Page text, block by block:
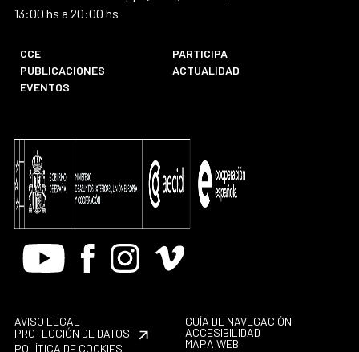
13:00 hs a 20:00 hs
CCE
PARTICIPA
PUBLICACIONES
ACTUALIDAD
EVENTOS
Youtube FacebookInstagram
Vimeo
AVISO LEGAL
PROTECCIÓN DE DATOS
POLÍTICA DE COOKIES
GUÍA DE NAVEGACIÓN
ACCESIBILIDAD
MAPA WEB